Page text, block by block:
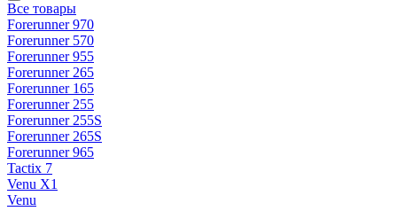
Все товары
Forerunner 970
Forerunner 570
Forerunner 955
Forerunner 265
Forerunner 165
Forerunner 255
Forerunner 255S
Forerunner 265S
Forerunner 965
Tactix 7
Venu X1
Venu